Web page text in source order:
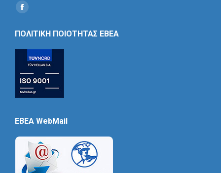
Find us on:
Social
ΠΟΛΙΤΙΚΗ ΠΟΙΟΤΗΤΑΣ ΕΒΕΑ
EBEA WebMail